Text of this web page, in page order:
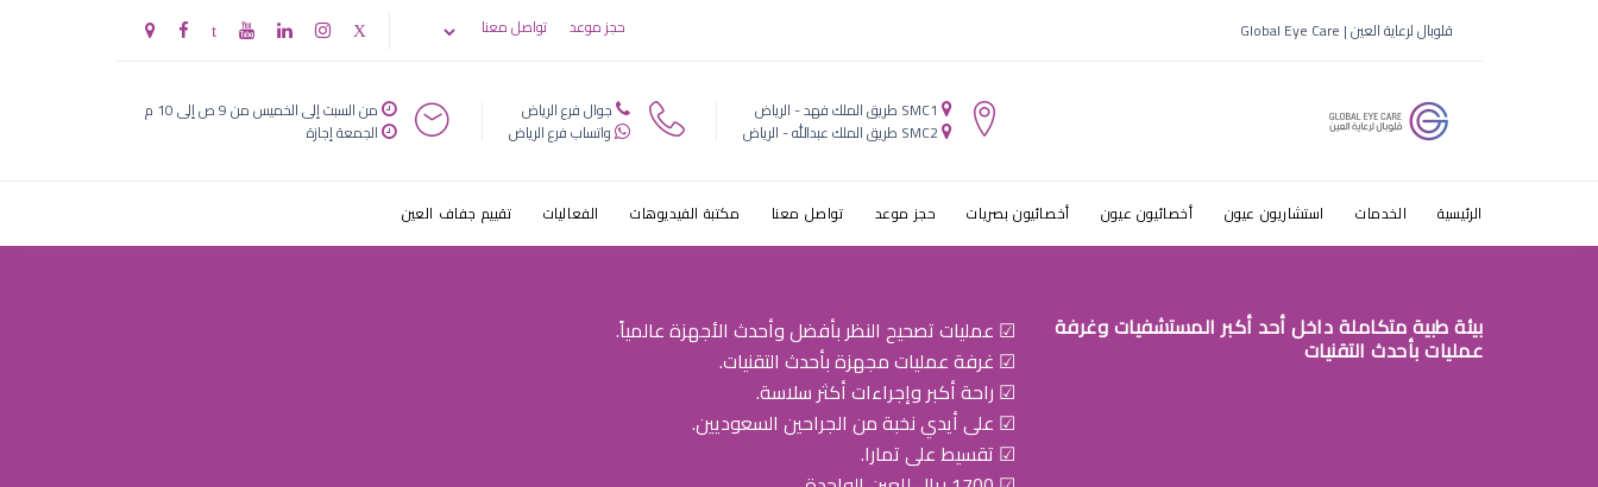
ط·ط¨ظٹط¨ ط¹ظٹظˆظ† ظ…ط±ظˆط¬
قلوبال لرعاية العين | Global Eye Care حجز موعد تواصل معنا
SMC1 طريق الملك فهد - الرياض
SMC2 طريق الملك عبدالله - الرياض
جوال فرع الرياض
واتساب فرع الرياض
من السبت إلى الخميس من 9 ص إلى 10 م
الجمعة إجازة
الرئيسية الخدمات استشاريون عيون أخصائيون عيون أخصائيون بصريات حجز موعد تواصل معنا مكتبة الفيديوهات الفعاليات تقييم جفاف العين
بيئة طبية متكاملة داخل أحد أكبر المستشفيات وغرفة
عمليات بأحدث التقنيات
☑ عمليات تصحيح النظر بأفضل وأحدث الأجهزة عالمياً.
☑ غرفة عمليات مجهزة بأحدث التقنيات.
☑ راحة أكبر وإجراءات أكثر سلاسة.
☑ على أيدي نخبة من الجراحين السعوديين.
☑ تقسيط على تمارا.